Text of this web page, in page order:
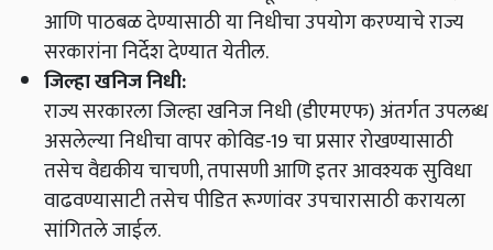
आणि पाठबळ देण्यासाठी या निधीचा उपयोग करण्याचे राज्य
सरकारांना निर्देश देण्यात येतील.
जिल्हा खनिज निधी:
राज्य सरकारला जिल्हा खनिज निधी (डीएमएफ) अंतर्गत उपलब्ध
असलेल्या निधीचा वापर कोविड-19 चा प्रसार रोखण्यासाठी
तसेच वैद्यकीय चाचणी, तपासणी आणि इतर आवश्यक सुविधा
वाढवण्यासाटी तसेच पीडित रूग्णांवर उपचारासाठी करायला
सांगितले जाईल.